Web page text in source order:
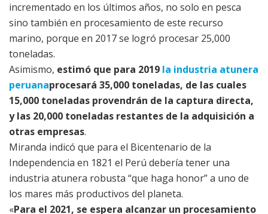
incrementado en los últimos años, no solo en pesca
sino también en procesamiento de este recurso
marino, porque en 2017 se logró procesar 25,000
toneladas.
Asimismo, estimó que para 2019 la industria atunera
peruanaprocesará 35,000 toneladas, de las cuales
15,000 toneladas provendrán de la captura directa,
y las 20,000 toneladas restantes de la adquisición a
otras empresas.
Miranda indicó que para el Bicentenario de la
Independencia en 1821 el Perú debería tener una
industria atunera robusta “que haga honor” a uno de
los mares más productivos del planeta.
«Para el 2021, se espera alcanzar un procesamiento